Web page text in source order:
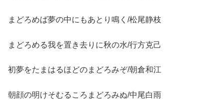
まどろめば夢の中にもあとり鳴く/松尾静枝
まどろめる我を置き去りに秋の水/行方克己
初夢をたまはるほどのまどろみぞ/朝倉和江
朝顔の明けそむるころまどろみぬ/中尾白雨